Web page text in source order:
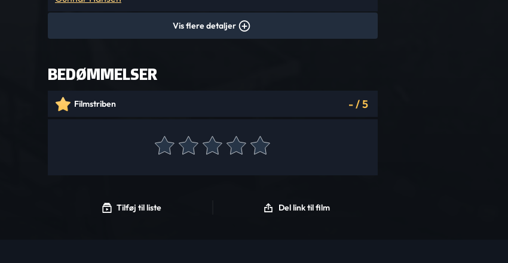
Vis flere detaljer
BEDØMMELSER
Filmstriben -/5
Tilføj til liste Del link til film